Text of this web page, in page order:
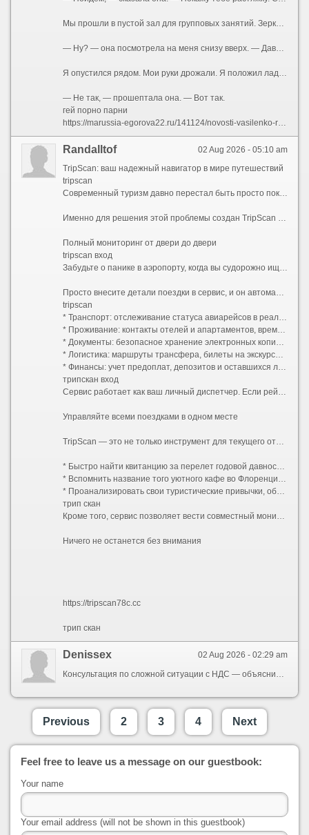
Мы прошли в пустой зал для групповых занятий. Зеркала во всю стену. Маты на полу. Она закрыла дверь на щеколду — просто, буднично, словно делала это сто раз. Я стоял как дурак, не зная, куда девать руки. А она села на мат, развела ноги в шпагат — легко, профессионально, как умеют только гимнастки и танцовщицы. Футболка натянулась на груди, обрисовав соски. Она была без лифчика.
— Ну? — она посмотрела на меня снизу вверх. — Давай. Тянись.
Я опустился рядом. Мои руки дрожали. Я положил ладони ей на плечи, нажал — она подалась вперёд, и её дыхание коснулось моего лица.
— Не так, — прошептала она. — Вот так.
гей порно парни
https://marussia-egorova22.ru/141124/novosti-vasilenko-roman-poslednie-novosti/
02 Aug 2026 - 05:10 am
Randalltof
TripScan: ваш надежный навигатор в мире путешествий
tripscan
Современный туризм давно перестал быть просто покупкой билетов и бронированием отеля. Сегодняшняя поездка — это сложный механизм, состоящий из десятков деталей: трансферы из аэропортов, регистрация на рейсы, подтверждение броней, страховые полисы, стыковки междугородних автобусов, адреса квартир посуточной аренды и списки мест, которые обязательно нужно увидеть. Удержать всю эту информацию в голове невозможно, а хранить ее разрозненными файлами в почте и заметках — значит постоянно рисковать что-то упустить.
Именно для решения этой проблемы создан TripScan — сервис мониторинга поездок и путешествий, который берет под контроль каждый этап вашего пути.
Полный мониторинг от двери до двери
tripscan вход
Забудьте о панике в аэропорту, когда вы судорожно ищете номер терминала, или о неловких поисках распечатанного подтверждения бронирования в тесном холле гостиницы. TripScan собирает все данные о вашем путешествии в единую цифровую экосистему.
Просто внесите детали поездки в сервис, и он автоматически выстроит хронологию событий:
tripscan
* Транспорт: отслеживание статуса авиарейсов в реальном времени с мгновенными уведомлениями об изменениях, информация о выходе на посадку, номерах поездов и автобусов.
* Проживание: контакты отелей и апартаментов, время заезда и выезда, условия отмены, ваучеры и коды бронирования.
* Документы: безопасное хранение электронных копий паспортов, виз, страховок (включая экстренные телефоны ассистансов) и водительских удостоверений.
* Логистика: маршруты трансфера, билеты на экскурсии, запланированные встречи и аренда автомобилей.
* Финансы: учет предоплат, депозитов и оставшихся лимитов по бюджету поездки.
трипскан вход
Сервис работает как ваш личный диспетчер. Если рейс задерживается, TripScan тут же оповестит вас и предложит скорректировать время подачи такси или предупредить отель о позднем заезде. Вы больше не зависите от нестабильного интернета в роуминге в поиске нужных писем — вся критически важная информация всегда доступна в приложении даже в офлайн-режиме.
Управляйте всеми поездками в одном месте
TripScan — это не только инструмент для текущего отпуска, но и удобный архив ваших приключений. В личном кабинете хранится история всех перемещений. Это невероятно удобно для решения практических задач:
* Быстро найти квитанцию за перелет годовой давности для оформления налогового вычета или отчета о командировке.
* Вспомнить название того уютного кафе во Флоренции или точный адрес квартиры в Батуми, куда хочется вернуться.
* Проанализировать свои туристические привычки, общую сумму трат на путешествия и посещенные страны.
трип скан
Кроме того, сервис позволяет вести совместный мониторинг. Планируете семейный отдых или поездку с друзьями? Предоставьте доступ к маршруту попутчикам. Теперь каждый участник группы видит актуальное расписание, знает, где хранятся общие документы, и получает важные уведомления одновременно с вами.
Ничего не останется без внимания
https://tripscan78c.cc
трип скан
02 Aug 2026 - 02:29 am
Denissex
Консультация по сложной ситуации с НДС — объяснили понятно, без лишних слов. Цена разумная когда вопрос стоит значительно дороже. Сэкономили на штрафах. настройка 1С
Previous 2 3 4 Next
Feel free to leave us a message on our guestbook:
Your name
Your email address (will not be shown in this guestbook)